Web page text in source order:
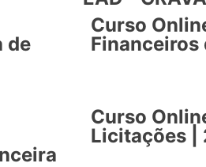
de
Curso
Financeiros
Curso
Licitações |